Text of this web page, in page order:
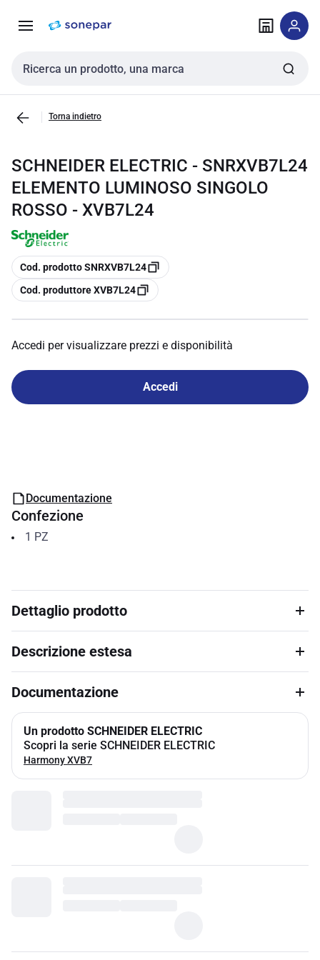
navigazione alla
Cerca input
Torna indietro
SCHNEIDER ELECTRIC - SNRXVB7L24
ELEMENTO LUMINOSO SINGOLO
ROSSO - XVB7L24
copia
Cod. prodotto SNRXVB7L24
copia
Cod. produttore XVB7L24
Accedi per visualizzare prezzi e disponibilità
Accedi
Documentazione
Confezione
1 PZ
Dettaglio prodotto
Descrizione estesa
Documentazione
Un prodotto SCHNEIDER ELECTRIC
Scopri la serie SCHNEIDER ELECTRIC
Harmony XVB7